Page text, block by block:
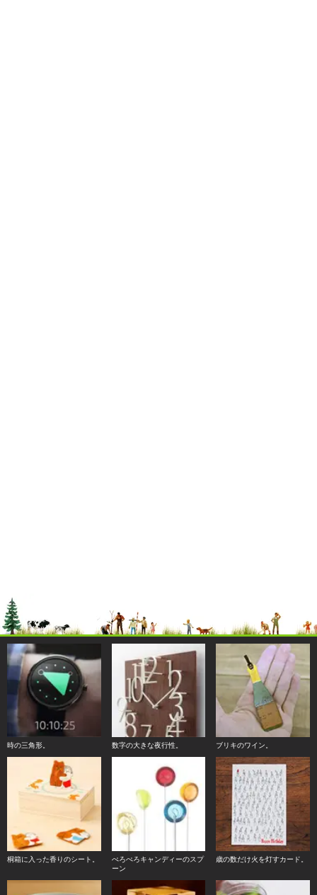
時の三角形。 数字の大きな夜行性。 ブリキのワイン。
桐箱に入った香りのシート。
ぺろぺろキャンディーのスプ
ーン
歳の数だけ火を灯すカード。